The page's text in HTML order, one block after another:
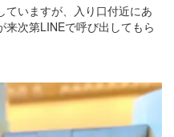
ていますが、入り口付近にあ
次第LINEで呼び出してもら